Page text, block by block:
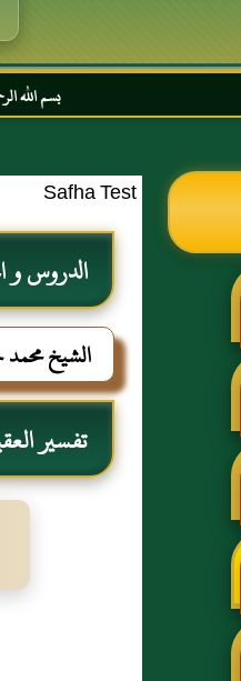
بسم الله الرحمن
Safha Test
الدروس و
الشيخ
تفسير